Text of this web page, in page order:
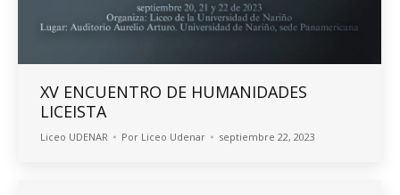
XV ENCUENTRO DE HUMANIDADES
LICEISTA
Liceo UDENAR Por Liceo Udenar septiembre 22, 2023